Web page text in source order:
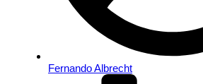
Fernando Albrecht